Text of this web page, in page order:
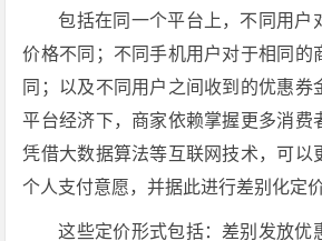
包括在同一个平台上，不同用户
价格不同；不同手机用户对于相同的
同；以及不同用户之间收到的优惠
平台经济下，商家依赖掌握更多消费
凭借大数据算法等互联网技术，可以
个人支付意愿，并据此进行差别化定价
这些定价形式包括：差别发放优